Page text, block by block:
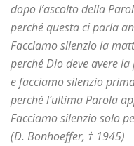
dopo l’ascolto della
perché questa ci parla
Facciamo silenzio la
perché Dio deve avere
e facciamo silenzio
perché l’ultima Parola
Facciamo silenzio solo
(D. Bonhoeffer, † 1945)